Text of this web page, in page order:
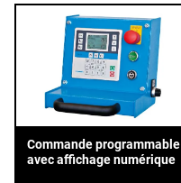
Commande programmable
avec affichage numérique